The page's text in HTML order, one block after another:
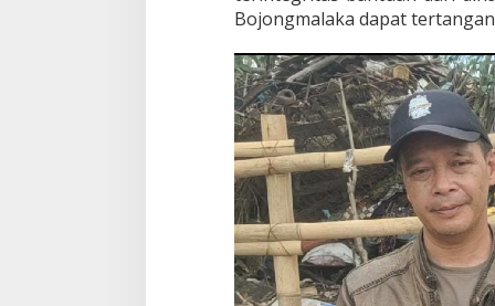
Bojongmalaka dapat